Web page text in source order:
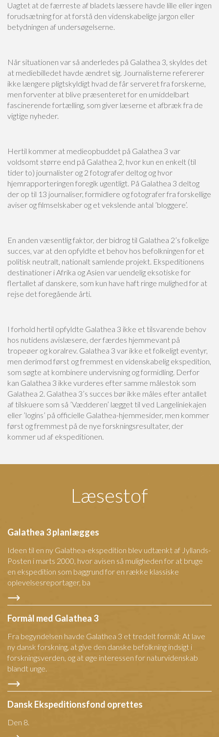
Uagtet at de færreste af bladets læssere havde lille eller ingen
forudsætning for at forstå den videnskabelige jargon eller
betydningen af undersøgelserne.
Når situationen var så anderledes på Galathea 3, skyldes det
at mediebilledet havde ændret sig. Journalisterne refererer
ikke længere pligtskyldigt hvad de får serveret fra forskerne,
men forventer at blive præsenteret for en umiddelbart
fascinerende fortælling, som giver læserne et afbræk fra de
vigtige nyheder.
Hertil kommer at medieopbuddet på Galathea 3 var
voldsomt større end på Galathea 2, hvor kun en enkelt (til
tider to) journalister og 2 fotografer deltog og hvor
hjemrapporteringen foregik ugentligt. På Galathea 3 deltog
der op til 13 journaliser, formidlere og fotografer fra forskellige
aviser og filmselskaber og et vekslende antal ’bloggere’.
En anden væsentlig faktor, der bidrog til Galathea 2’s folkelige
succes, var at den opfyldte et behov hos befolkningen for et
politisk neutralt, nationalt samlende projekt. Ekspeditionens
destinationer i Afrika og Asien var uendelig eksotiske for
flertallet af danskere, som kun have haft ringe mulighed for at
rejse det foregående årti.
I forhold hertil opfyldte Galathea 3 ikke et tilsvarende behov
hos nutidens avislæsere, der færdes hjemmevant på
tropeøer og koralrev. Galathea 3 var ikke et folkeligt eventyr,
men derimod først og fremmest en videnskabelig ekspedition,
som søgte at kombinere undervisning og formidling. Derfor
kan Galathea 3 ikke vurderes efter samme målestok som
Galathea 2. Galathea 3’s succes bør ikke måles efter antallet
af tilskuere som så ’Vædderen’ lægget til ved Langeliniekajen
eller ’logins’ på officielle Galathea-hjemmesider, men kommer
først og fremmest på de nye forskningsresultater, der
kommer ud af ekspeditionen.
Læsestof
Galathea 3 planlægges
Ideen til en ny Galathea-ekspedition blev udtænkt af Jyllands-
Posten i marts 2000, hvor avisen så muligheden for at bruge
en ekspedition som baggrund for en række klassiske
oplevelsesreportager, ba
Formål med Galathea 3
Fra begyndelsen havde Galathea 3 et tredelt formål: At lave
ny dansk forskning, at give den danske befolkning indsigt i
forskningsverden, og at øge interessen for naturvidenskab
blandt unge.
Dansk Ekspeditionsfond oprettes
Den 8.